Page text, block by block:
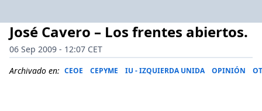
José Cavero – Los frentes abiertos.
06 Sep 2009 - 12:07 CET
Archivado en: CEOE CEPYME IU - IZQUIERDA UNIDA OPINIÓN